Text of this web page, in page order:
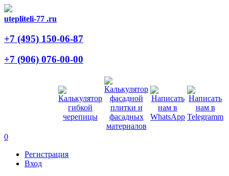
utepliteli-77 .ru
+7 (495) 150-06-87
+7 (906) 076-00-00
0
Регистрация
Вход